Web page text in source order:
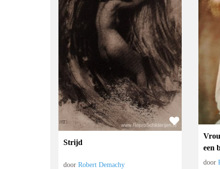
Strijd
doorRobert Demachy
een
door